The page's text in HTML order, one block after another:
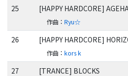
25 [HAPPY HARDCORE]
作曲 ：Ryu☆
26 [HAPPY HARDCORE]
作曲 ：kors k
27 [TRANCE] BLOCKS